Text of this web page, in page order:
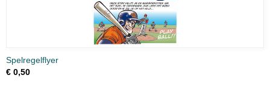
Spelregelflyer
€ 0,50